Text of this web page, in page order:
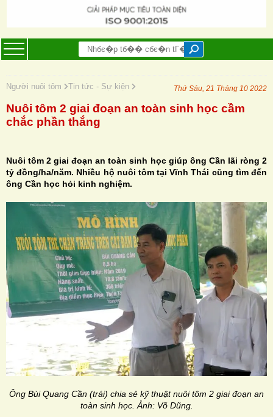
Người nuôi tôm Tin tức - Sự kiện Thứ Sáu, 21 Tháng 10 2022
Nuôi tôm 2 giai đoạn an toàn sinh học cầm
chắc phần thắng
Nuôi tôm 2 giai đoạn an toàn sinh học giúp ông Cần lãi ròng 2
tỷ đồng/ha/năm. Nhiều hộ nuôi tôm tại Vĩnh Thái cũng tìm đến
ông Cần học hỏi kinh nghiệm.
Ông Bùi Quang Cần (trái) chia sẻ kỹ thuật nuôi tôm 2 giai đoạn an
toàn sinh học. Ảnh: Võ Dũng.